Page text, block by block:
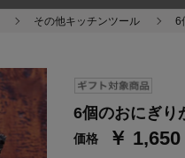
その他キッチンツール 6
6個のおにぎり
価格 ￥ 1,650
ステージが上が
さらにポイント
ベルメゾンご優